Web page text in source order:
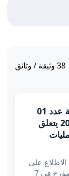
38 وثيقة / وثائق
قرار اللجنة التونسية للتحاليل المالية عدد 01
لسنة 2024 مؤرخ في 27 جوان 2024 يتعلق
الاطلاع على
القانون الأساسي عدد 26 لسنة 2015 المؤرخ في 7